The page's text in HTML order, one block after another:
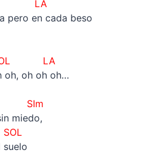
pero en cada beso
LA
oh, oh oh oh…
miedo,
suelo